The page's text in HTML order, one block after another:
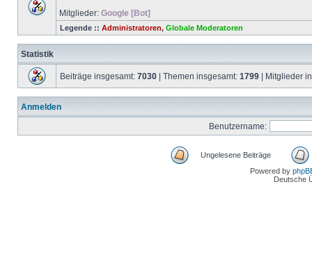
Mitglieder: Google [Bot]
Legende :: Administratoren, Globale Moderatoren
Statistik
Beiträge insgesamt: 7030 | Themen insgesamt: 1799 | Mitglieder
Anmelden
Benutzername:
Ungelesene Beiträge
Powered by
Deutsche